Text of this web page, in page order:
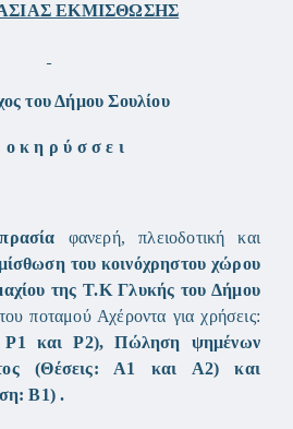
ΕΚΜΙΣΘΩΣΗΣ
του Δήμου Σουλίου
κ η ρ ύ σ σ ε ι
φανερή, πλειοδοτική και
του κοινόχρηστου χώρου
της Τ.Κ Γλυκής του Δήμου
ποταμού Αχέροντα για χρήσεις:
Ρ1 και Ρ2), Πώληση ψημένων
(Θέσεις: Α1 και Α2) και
Β1) .